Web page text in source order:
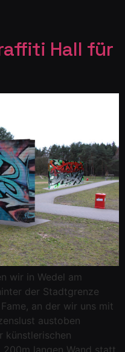
Hall für
wir in Wedel am
der Stadtgrenze
an der wir uns mit
austoben
künstlerischen
langen Wand statt,